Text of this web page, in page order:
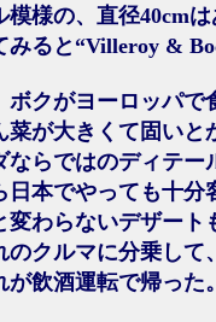
模様の、直径40cm
みると“Villeroy &
クがヨーロッパで
菜が大きくて固い
ならではのディテー
日本でやっても十
変わらないデザート
のクルマに分乗して
が飲酒運転で帰った